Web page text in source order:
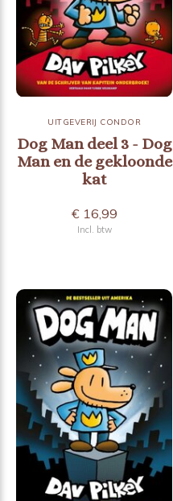
UITGEVERIJ CONDOR
Dog Man deel 3 - Dog
Man en de gekloonde
kat
€ 16,99
Incl. btw